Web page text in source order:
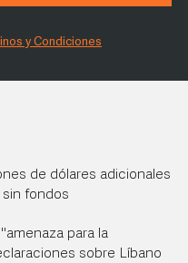
y Condiciones
de dólares adicionales
fondos
para la
sobre Líbano